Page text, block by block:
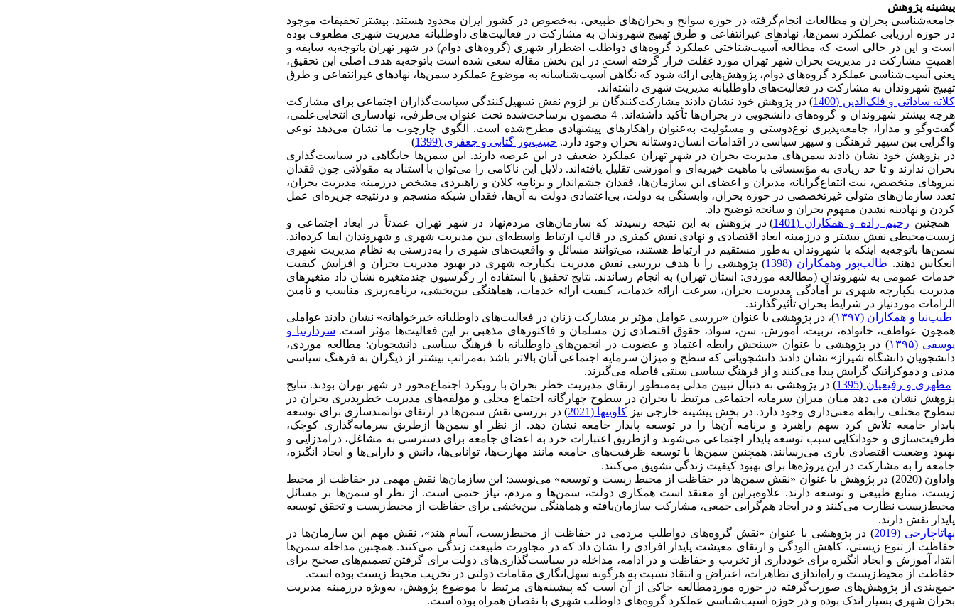
پیشینه پژوهش
جامعه‌شناسی بحران و مطالعات انجام‌گرفته در حوزه سوانح و بحران‌های طبیعی، به‌خصوص در کشور ایران محدود هستند. بیشتر تحقیقات موجود
در حوزه ارزیابی عملکرد سمن‌ها، نهادهای غیرانتفاعی و طرق تهییج شهروندان به مشارکت در فعالیت‌های داوطلبانه مدیریت شهری مطعوف بوده
است و این در حالی است که مطالعه آسیب‌‌شناختی عملکرد گروه‌های دواطلب اضطرار شهری (گروه‌های دوام) در شهر تهران باتوجه‌به سابقه و
اهمیت مشارکت در مدیریت بحران شهر تهران مورد غفلت قرار گرفته است. در این بخش مقاله سعی شده است با‌توجه‌به هدف اصلی این تحقیق،
یعنی آسیب‌شناسی عملکرد گروه‌های دوام، پژوهش‌هایی ارائه شود که نگاهی آسیب‌شناسانه به موضوع عملکرد سمن‌ها، نهادهای غیرانتفاعی و طرق
تهییج شهروندان به مشارکت در فعالیت‌های داوطلبانه مدیریت شهری داشته‌اند.
کلاته ساداتی و فلک‌الدین (1400
) در پژوهش خود نشان دادند مشارکت‌کنندگان بر لزوم نقش تسهیل‌کنندگی سیاست‌گذاران اجتماعی برای مشارکت
هرچه بیشتر شهروندان و گروه‌های دانشجویی در بحران‌ها تأکید داشته‌اند. 4 مضمون برساخت‌شده تحت عنوان بی‌طرفی، نهادسازی انتخابی‌علمی،
گفت‌وگو و مدارا، جامعه‌پذیری نوع‌دوستی و مسئولیت به‌عنوان راهکارهای پیشنهادی مطرح‌شده است. الگوی چارچوب ما نشان می‌دهد نوعی
واگرایی بین سپهر فرهنگی و سپهر سیاسی در اقدامات انسان‌دوستانه بحران وجود دارد. حبیب‌پور گتابی و جعفری (1399
)
در پژوهش خود نشان دادند سمن‌های مدیریت بحران در شهر تهران عملکرد ضعیف در این عرصه دارند. این سمن‌ها جایگاهی در سیاست‌گذاری
بحران ندارند و تا حد زیادی به مؤسساتی با ماهیت خیریه‌ای و آموزشی تقلیل یافته‌اند. دلایل این ناکامی را می‌توان با استناد به مقولاتی چون فقدان
نیروهای متخصص، نیت انتفاع‌گرایانه مدیران و اعضای این سازمان‌ها، فقدان چشم‌انداز و برنامه کلان و راهبردی مشخص درزمینه مدیریت بحران،
تعدد سازمان‌های متولی غیرتخصصی در حوزه بحران، وابستگی به دولت، بی‌اعتمادی دولت به آن‌ها، فقدان شبکه منسجم و درنتیجه جزیره‌ای عمل
کردن و نهادینه نشدن مفهوم بحران و سانحه توضیح داد.
همچنین رحیم زاده و همکاران (1401
) در پژوهش به این نتیجه رسیدند که سازمان‌های مردم‌نهاد در شهر تهران عمدتاً در ابعاد اجتماعی و
زیست‌محیطی نقش بیشتر و درزمینه ابعاد اقتصادی و نهادی نقش کمتری در قالب ارتباط واسطه‌ای بین مدیریت شهری و شهروندان ایفا کرده‌اند.
سمن‌ها با‌توجه‌به اینکه با شهروندان به‌طور مستقیم در ارتباط هستند، می‌توانند مسائل و واقعیت‌های شهری را به‌درستی به ‌نظام مدیریت شهری
انعکاس دهند. طالب‌پور وهمکاران (1398
) پژوهشی را با هدف بررسی نقش مدیریت یکپارچه‌ شهری در بهبود مدیریت بحران و افزایش کیفیت
خدمات عمومی به شهروندان (مطالعه‌ موردی: استان تهران) به انجام رساندند. نتایج تحقیق با استفاده از رگرسیون چند‌متغیره نشان داد متغیرهای
مدیریت یکپارچه شهری بر آمادگی مدیریت بحران، سرعت ارائه خدمات، کیفیت ارائه خدمات، هماهنگی بین‌بخشی، برنامه‌ریزی مناسب و تأمین
الزامات موردنیاز در شرایط بحران تأثیرگذارند.
طیب‌نیا و همکاران (۱۳۹۷
)، در پژوهشی با عنوان «بررسی عوامل مؤثر بر مشارکت زنان در فعالیت‌های داوطلبانه خیرخواهانه» نشان دادند عواملی
همچون عواطف، خانواده، تربیت، آموزش، سن، سواد، حقوق اقتصادی زن مسلمان و فاکتورهای مذهبی بر این فعالیت‌ها مؤثر است. سردارنیا و
یوسفی (۱۳۹۵
) در پژوهشی با عنوان «سنجش رابطه اعتماد و عضویت در انجمن‌های داوطلبانه با فرهنگ سیاسی دانشجویان: مطالعه موردی،
دانشجویان دانشگاه شیراز» نشان دادند دانشجویانی که سطح و میزان سرمایه اجتماعی آنان بالاتر باشد به‌مراتب بیشتر از دیگران به فرهنگ سیاسی
مدنی و دموکراتیک گرایش پیدا می‌کنند و از فرهنگ سیاسی سنتی فاصله می‌گیرند.
مطهری و رفیعیان (1395
) در پژوهشی به دنبال تبیین مدلی به‌منظور ارتقای مدیریت خطر بحران با رویکرد اجتماع‌محور در شهر تهران بودند. نتایج
پژوهش نشان می دهد میان میزان سرمایه اجتماعی مرتبط با بحران در سطوح چهارگانه اجتماع محلی و مؤلفه‌های مدیریت خطرپذیری بحران در
سطوح مختلف رابطه معنی‌داری وجود دارد. در بخش پیشینه خارجی نیز کاویتها (2021
) در بررسی نقش سمن‌ها در ارتقای توانمندسازی برای توسعه
پایدار جامعه‌ تلاش کرد سهم راهبرد و برنامه آن‌ها را در توسعه پایدار جامعه‌ نشان دهد. از نظر او سمن‌ها از‌طریق سرمایه‌گذاری کوچک،
ظرفیت‌سازی و خوداتکایی سبب توسعه پایدار اجتماعی می‌شوند و ازطریق اعتبارات خرد به اعضای جامعه برای دسترسی به مشاغل، درآمدزایی و
بهبود وضعیت اقتصادی یاری می‌رسانند. همچنین سمن‌ها با توسعه ظرفیت‌های جامعه مانند مهارت‌ها، توانایی‌ها، دانش و دارایی‌ها و ایجاد انگیزه،
جامعه را به مشارکت در این پروژه‌ها برای بهبود کیفیت زندگی تشویق می‌کنند.
واداون (2020) در پژوهش با عنوان «نقش سمن‌ها در حفاظت از محیط ‌زیست و توسعه» می‌نویسد: این سازمان‌ها نقش مهمی در حفاظت از محیط
‌زیست، منابع طبیعی و توسعه دارند. علاوه‌بر‌این او معتقد است همکاری دولت، سمن‌ها و مردم، نیاز حتمی است. از نظر او سمن‌ها بر مسائل
محیط‌‌زیست نظارت می‌کنند و در ایجاد هم‌گرایی جمعی، مشارکت سازمان‌یافته و هماهنگی بین‌بخشی برای حفاظت از محیط‌زیست و تحقق توسعه
پایدار نقش دارند.
بهاتاچارجی (2019
) در پژوهشی با عنوان «نقش گروه‌های دواطلب مردمی در حفاظت از محیط‌زیست، آسام‌ هند»، نقش مهم این سازمان‌ها در
حفاظت از تنوع زیستی، کاهش آلودگی و ارتقای معیشت پایدار افرادی را نشان داد که در مجاورت طبیعت زندگی می‌کنند. همچنین مداخله سمن‌ها
ابتدا، آموزش و ایجاد انگیزه برای خودداری از تخریب و حفاظت و در ادامه، مداخله در سیاست‌گذاری‌های دولت برای گرفتن تصمیم‌های صحیح برای
حفاظت از محیط‌زیست و راه‌اندازی تظاهرات، اعتراض و انتقاد نسبت به هر‌گونه سهل‌انگاری مقامات دولتی در تخریب محیط ‌زیست بوده است.
جمع‌بندی از پژوهش‌های صورت‌گرفته در حوزه موردمطالعه حاکی از آن است که پیشینه‌های مرتبط با موضوع پژوهش، به‌ویژه در‌زمینه مدیریت
بحران شهری بسیار اندک بوده و در حوزه آسیب‌شناسی عملکرد گروه‌های داوطلب شهری با نقصان همراه بوده است.